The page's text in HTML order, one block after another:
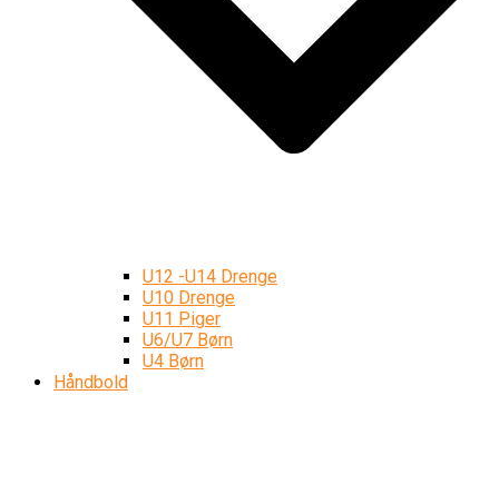
U12 -U14 Drenge
U10 Drenge
U11 Piger
U6/U7 Børn
U4 Børn
Håndbold